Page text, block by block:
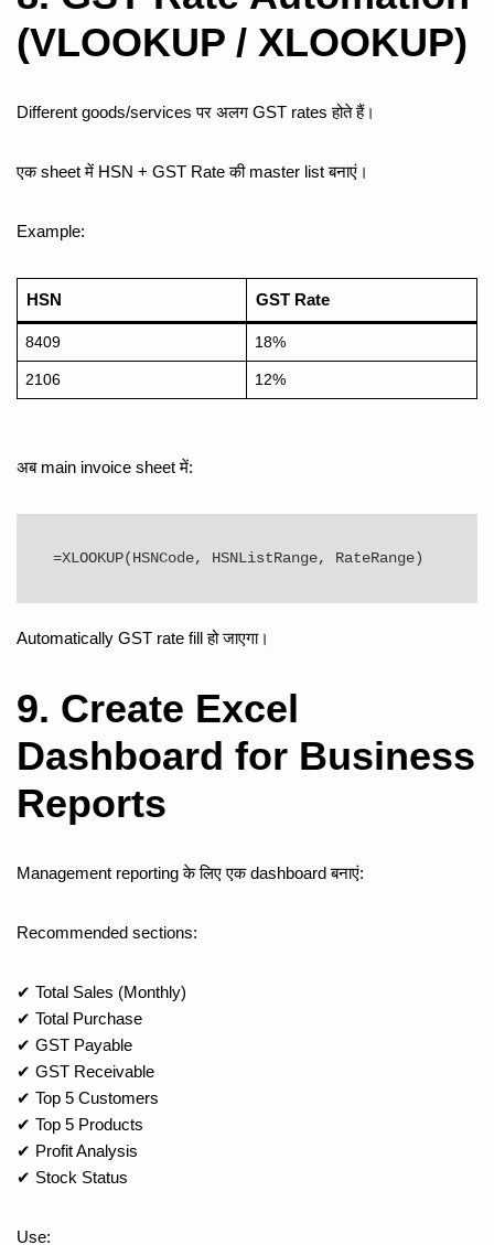
(VLOOKUP / XLOOKUP)
Different goods/services पर अलग GST rates होते हैं।
एक sheet में HSN + GST Rate की master list बनाएं।
Example:
HSN GST Rate
8409 18%
2106 12%
अब main invoice sheet में:
Automatically GST rate fill हो जाएगा।
9. Create Excel
Dashboard for Business
Reports
Management reporting के लिए एक dashboard बनाएं:
Recommended sections:
✔ Total Sales (Monthly)
✔ Total Purchase
✔ GST Payable
✔ GST Receivable
✔ Top 5 Customers
✔ Top 5 Products
✔ Profit Analysis
✔ Stock Status
Use: